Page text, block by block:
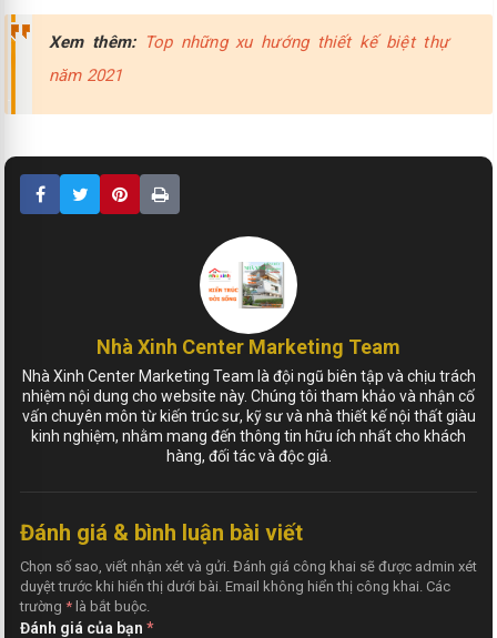
Xem thêm:
Top những xu hướng thiết kế biệt thự
năm 2021
Nhà Xinh Center Marketing Team
Nhà Xinh Center Marketing Team là đội ngũ biên tập và chịu trách
nhiệm nội dung cho website này. Chúng tôi tham khảo và nhận cố
vấn chuyên môn từ kiến trúc sư, kỹ sư và nhà thiết kế nội thất giàu
kinh nghiệm, nhằm mang đến thông tin hữu ích nhất cho khách
hàng, đối tác và độc giả.
Đánh giá & bình luận bài viết
Chọn số sao, viết nhận xét và gửi. Đánh giá công khai sẽ được admin xét
duyệt trước khi hiển thị dưới bài. Email không hiển thị công khai. Các
trường * là bắt buộc.
Đánh giá của bạn *